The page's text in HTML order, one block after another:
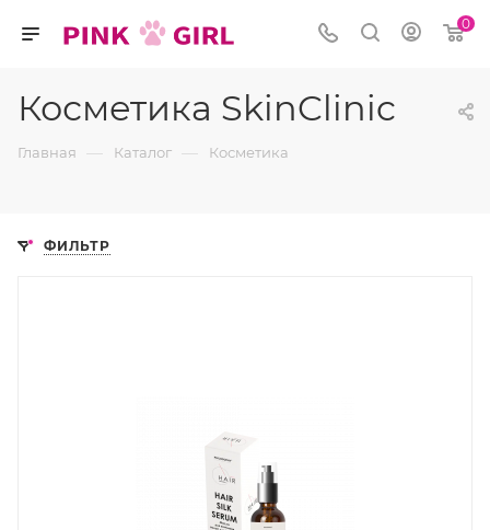
0
Косметика SkinClinic
Главная — Каталог — Косметика
ФИЛЬТР